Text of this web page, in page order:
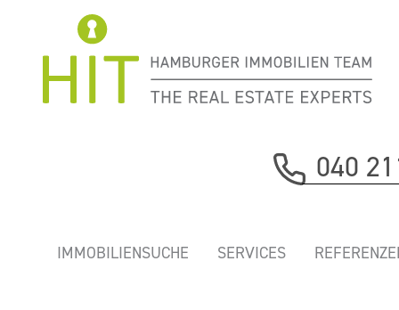
040
IMMOBILIENSUCHE SERVICES
„BOA VISTA” -